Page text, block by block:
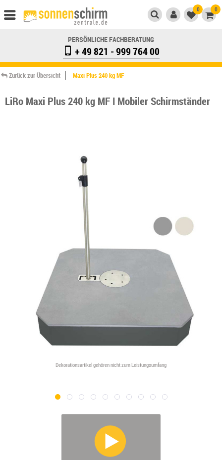
0 0
PERSÖNLICHE FACHBERATUNG
+ 49 821 - 999 764 00
Zurück zur Übersicht Maxi Plus 240 kg MF
LiRo Maxi Plus 240 kg MF I Mobiler Schirmständer
Dekorationsartikel gehören nicht zum Leistungsumfang